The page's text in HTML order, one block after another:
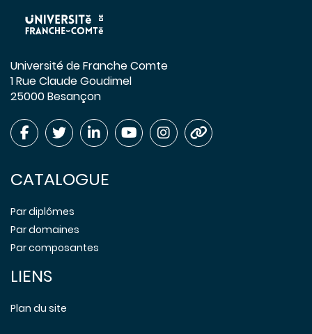
Université de Franche Comte
1 Rue Claude Goudimel
25000 Besançon
CATALOGUE
Par diplômes
Par domaines
Par composantes
LIENS
Plan du site